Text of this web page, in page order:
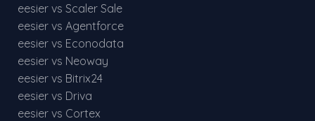
eesier vs Scaler Sale
eesier vs Agentforce
eesier vs Econodata
eesier vs Neoway
eesier vs Bitrix24
eesier vs Driva
eesier vs Cortex